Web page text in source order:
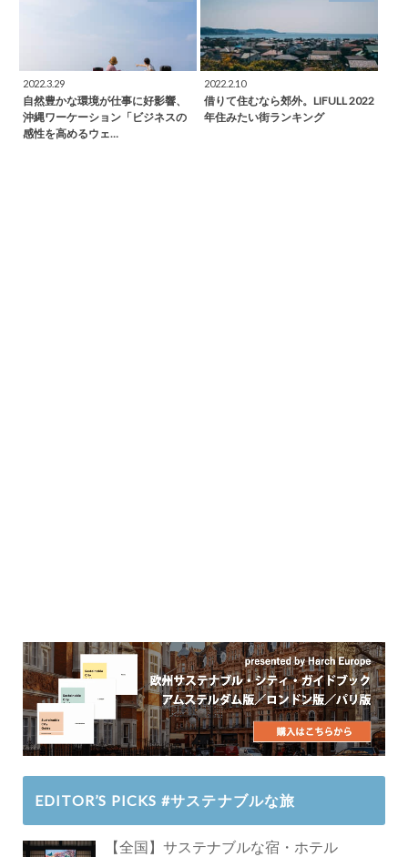
2022.3.29
自然豊かな環境が仕事に好影響、
沖縄ワーケーション「ビジネスの
感性を高めるウェ…
2022.2.10
借りて住むなら郊外。LIFULL 2022
年住みたい街ランキング
EDITOR’S PICKS #サステナブルな旅
【全国】サステナブルな宿・ホテル